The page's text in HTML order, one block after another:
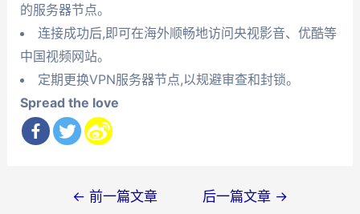
的服务器节点。
连接成功后,即可在海外顺畅地访问央视影音、优酷等
中国视频网站。
定期更换VPN服务器节点,以规避审查和封锁。
Spread the love
← 前一篇文章 后一篇文章 →